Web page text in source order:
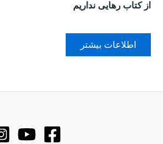
از کتاب رهایی نداریم
اطلاعات بیشتر